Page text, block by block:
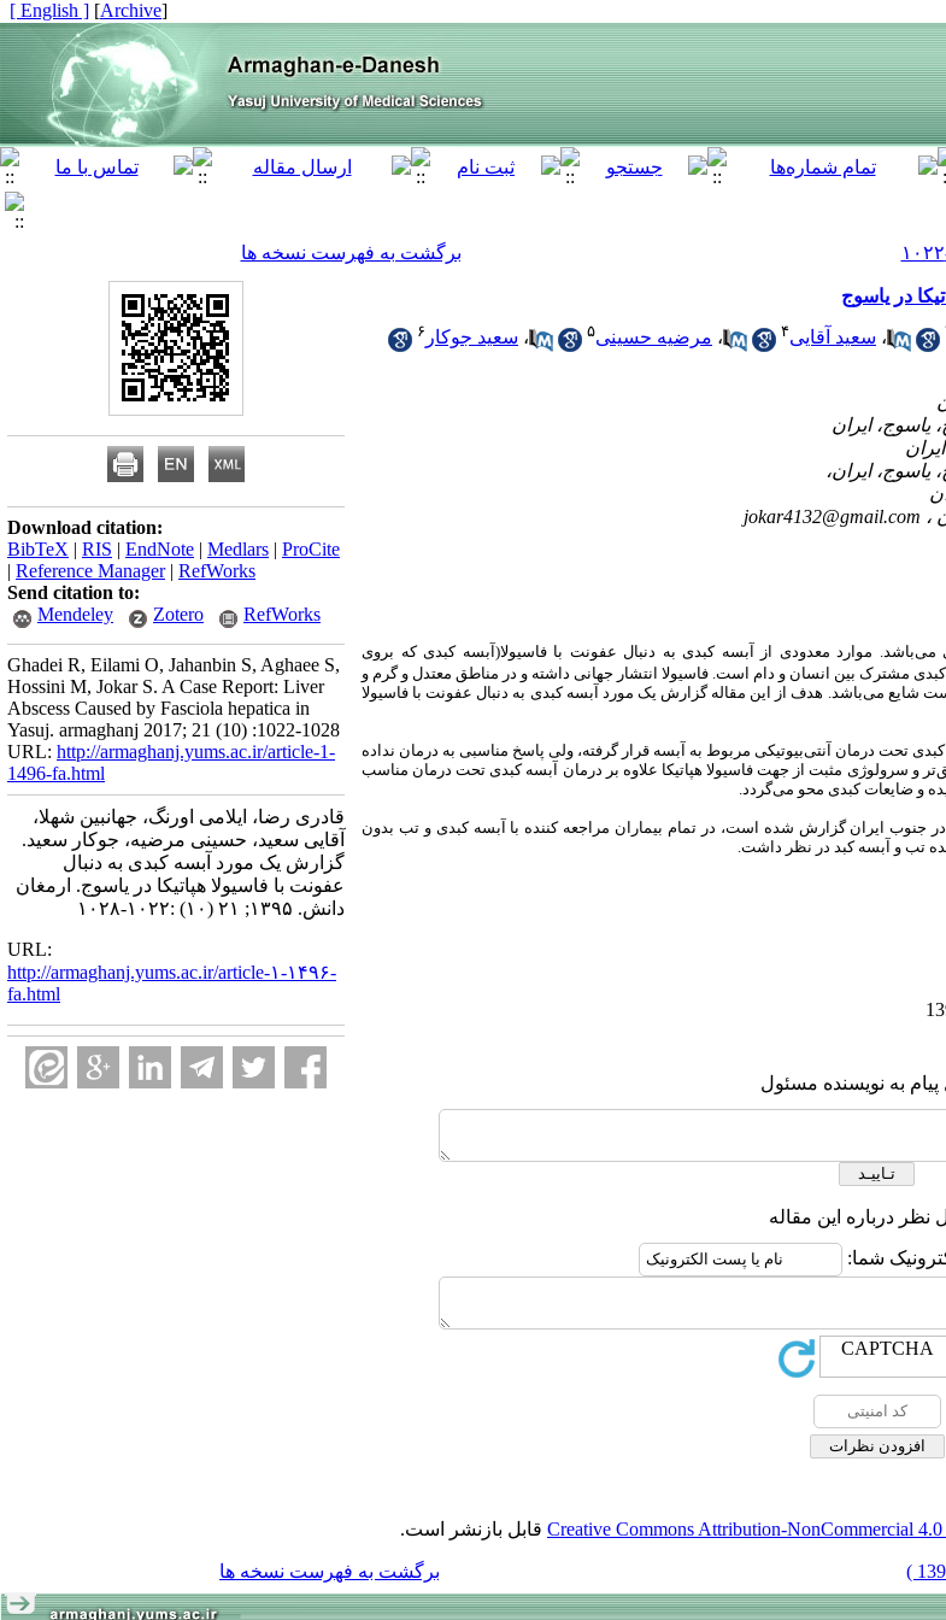
[
Archive
]
[ English ]
برگشت به فهرست نسخه ها
در یاسوج
، سعید آقایی۴ ، مرضیه حسینی۵ ، سعید جوکار ۶
jokar4132@gmail.com
موارد معدودی از آبسه کبدی به دنبال عفونت با فاسیولا(آبسه کبدی که بروی
کبدی مشترک بین انسان و دام است. فاسیولا انتشار جهانی داشته و در مناطق معتدل و گرم و
می‌باشد. هدف از این مقاله گزارش یک مورد آبسه کبدی به دنبال عفونت با فاسیولا
تحت درمان آنتی‌بیوتیکی مربوط به آبسه قرار گرفته، ولی پاسخ مناسبی به درمان نداده
و سرولوژی مثبت از جهت فاسیولا هپاتیکا علاوه بر درمان آبسه کبدی تحت درمان مناسب
و ضایعات کبدی محو می‌گردد.
در جنوب ایران گزارش شده است، در تمام بیماران مراجعه کننده با آبسه کبدی و تب بدون
تب و آبسه کبد در نظر داشت.
پیام به نویسنده مسئول
نظر درباره این مقاله
شما:
Download citation:
BibTeX | RIS | EndNote | Medlars | ProCite
| Reference Manager| RefWorks
Send citation to:
Mendeley
Zotero RefWorks
Ghadei R, Eilami O, Jahanbin S, Aghaee S,
Hossini M, Jokar S. A Case Report: Liver
Abscess Caused by Fasciola hepatica in
Yasuj. armaghanj 2017; 21 (10) :1022-1028
URL: http://armaghanj.yums.ac.ir/article-1-
1496-fa.html
قادری رضا، ایلامی اورنگ، جهانبین شهلا،
آقایی سعید، حسینی مرضیه، جوکار سعید.
گزارش یک مورد آبسه کبدی به دنبال
عفونت با فاسیولا هپاتیکا در یاسوج. ارمغان
دانش. ۱۳۹۵; ۲۱ (۱۰) :۱۰۲۲-۱۰۲۸
URL:
http://armaghanj.yums.ac.ir/article-۱-۱۴۹۶-
fa.html
Creative Commons Attribution-NonCommercial قابل بازنشر است.
برگشت به فهرست نسخه ها